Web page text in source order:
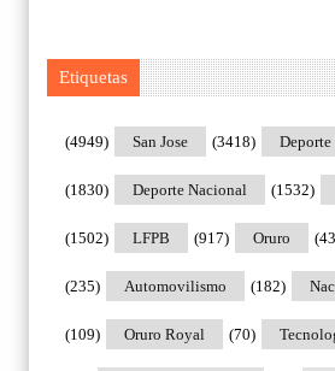
Etiquetas
San Jose
(4949) (3418)
Deporte Nacional
(1830) (1532)
LFPB
(1502) Oruro
(917)
Automovilismo
(235) (182)
Oruro Royal
(109) (70)